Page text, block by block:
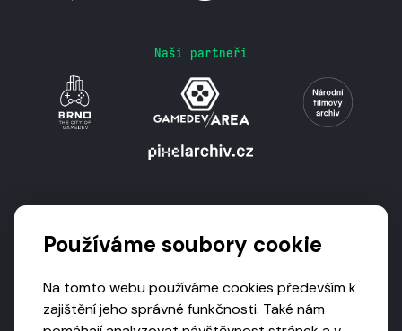
Naši partneři
Používáme soubory cookie
Na tomto webu používáme cookies především k
zajištění jeho správné funkčnosti. Také nám